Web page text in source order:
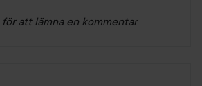
för att lämna en kommentar